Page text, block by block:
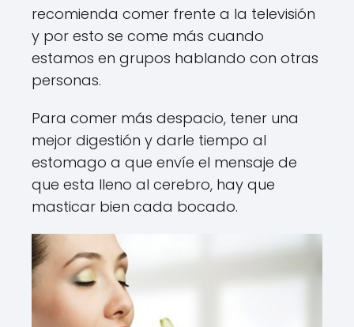
recomienda comer frente a la televisión
y por esto se come más cuando
estamos en grupos hablando con otras
personas.
Para comer más despacio, tener una
mejor digestión y darle tiempo al
estomago a que envíe el mensaje de
que esta lleno al cerebro, hay que
masticar bien cada bocado.